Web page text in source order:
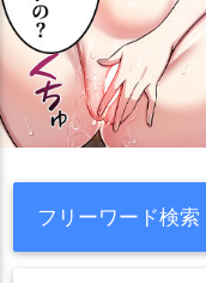
フリーワード検索